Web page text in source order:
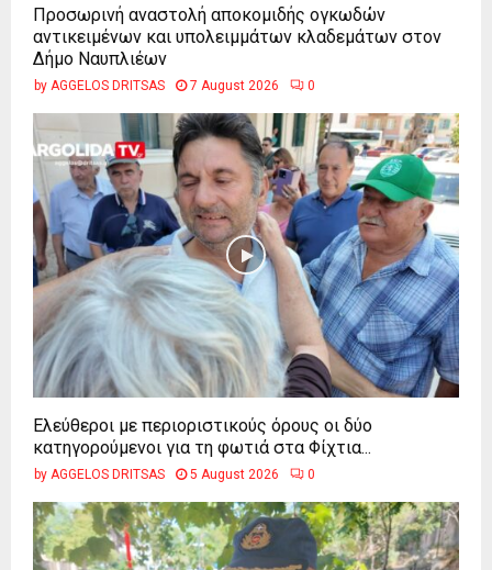
Προσωρινή αναστολή αποκομιδής ογκωδών
αντικειμένων και υπολειμμάτων κλαδεμάτων στον
Δήμο Ναυπλιέων
by AGGELOS DRITSAS 7 August 2026 0
Ελεύθεροι με περιοριστικούς όρους οι δύο
κατηγορούμενοι για τη φωτιά στα Φίχτια...
by AGGELOS DRITSAS 5 August 2026 0